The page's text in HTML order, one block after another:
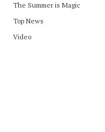
The Summer is Magic
Top News
Video